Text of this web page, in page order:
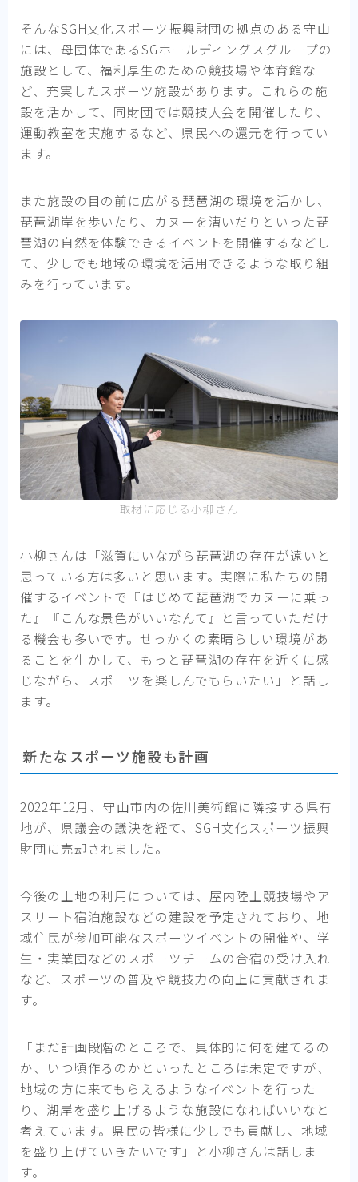
そんなSGH文化スポーツ振興財団の拠点のある守山
には、母団体であるSGホールディングスグループの
施設として、福利厚生のための競技場や体育館な
ど、充実したスポーツ施設があります。これらの施
設を活かして、同財団では競技大会を開催したり、
運動教室を実施するなど、県民への還元を行ってい
ます。
また施設の目の前に広がる琵琶湖の環境を活かし、
琵琶湖岸を歩いたり、カヌーを漕いだりといった琵
琶湖の自然を体験できるイベントを開催するなどし
て、少しでも地域の環境を活用できるような取り組
みを行っています。
取材に応じる小柳さん
小柳さんは「滋賀にいながら琵琶湖の存在が遠いと
思っている方は多いと思います。実際に私たちの開
催するイベントで『はじめて琵琶湖でカヌーに乗っ
た』『こんな景色がいいなんて』と言っていただけ
る機会も多いです。せっかくの素晴らしい環境があ
ることを生かして、もっと琵琶湖の存在を近くに感
じながら、スポーツを楽しんでもらいたい」と話し
ます。
新たなスポーツ施設も計画
2022年12月、守山市内の佐川美術館に隣接する県有
地が、県議会の議決を経て、SGH文化スポーツ振興
財団に売却されました。
今後の土地の利用については、屋内陸上競技場やア
スリート宿泊施設などの建設を予定されており、地
域住民が参加可能なスポーツイベントの開催や、学
生・実業団などのスポーツチームの合宿の受け入れ
など、スポーツの普及や競技力の向上に貢献されま
す。
「まだ計画段階のところで、具体的に何を建てるの
か、いつ頃作るのかといったところは未定ですが、
地域の方に来てもらえるようなイベントを行った
り、湖岸を盛り上げるような施設になればいいなと
考えています。県民の皆様に少しでも貢献し、地域
を盛り上げていきたいです」と小柳さんは話しま
す。